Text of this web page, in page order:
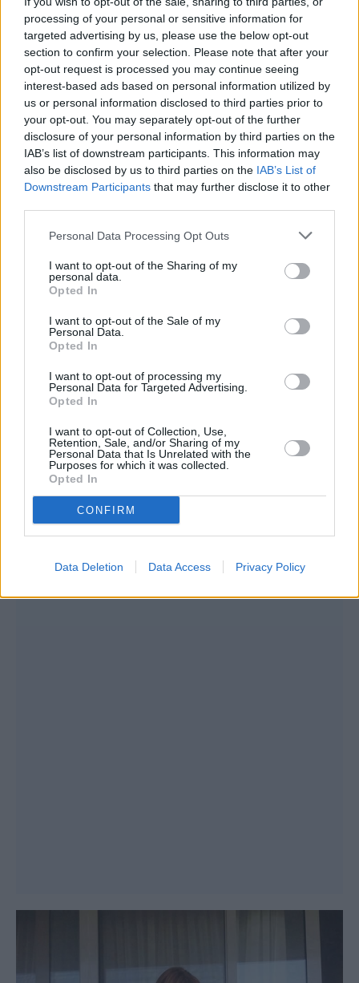
processing of your personal or sensitive information for
targeted advertising by us, please use the below opt-out
section to confirm your selection. Please note that after your
opt-out request is processed you may continue seeing
interest-based ads based on personal information utilized by
us or personal information disclosed to third parties prior to
your opt-out. You may separately opt-out of the further
disclosure of your personal information by third parties on the
IAB’s list of downstream participants. This information may
also be disclosed by us to third parties on the IAB’s List of
Downstream Participants that may further disclose it to other
Personal Data Processing Opt Outs
I want to opt-out of the Sharing of my
personal data.
Opted In
I want to opt-out of the Sale of my
Personal Data.
Opted In
I want to opt-out of processing my
Personal Data for Targeted Advertising.
Opted In
I want to opt-out of Collection, Use,
Retention, Sale, and/or Sharing of my
Personal Data that Is Unrelated with the
Purposes for which it was collected.
Opted In
CONFIRM
Data Deletion Data Access Privacy Policy
Συνεντεύξεις 18/11/2025
Δήμητρα Δερζέκου: «Λέω τη δική μου
αλήθεια»
Συνεντεύξεις 18/11/2025
Τζεφ Μοντάνα: «Κανένας δεν μπορεί